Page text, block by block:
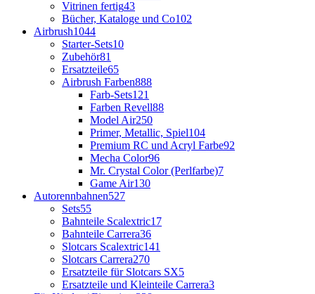
Vitrinen fertig43
Bücher, Kataloge und Co102
Airbrush1044
Starter-Sets10
Zubehör81
Ersatzteile65
Airbrush Farben888
Farb-Sets121
Farben Revell88
Model Air250
Primer, Metallic, Spiel104
Premium RC und Acryl Farbe92
Mecha Color96
Mr. Crystal Color (Perlfarbe)7
Game Air130
Autorennbahnen527
Sets55
Bahnteile Scalextric17
Bahnteile Carrera36
Slotcars Scalextric141
Slotcars Carrera270
Ersatzteile für Slotcars SX5
Ersatzteile und Kleinteile Carrera3